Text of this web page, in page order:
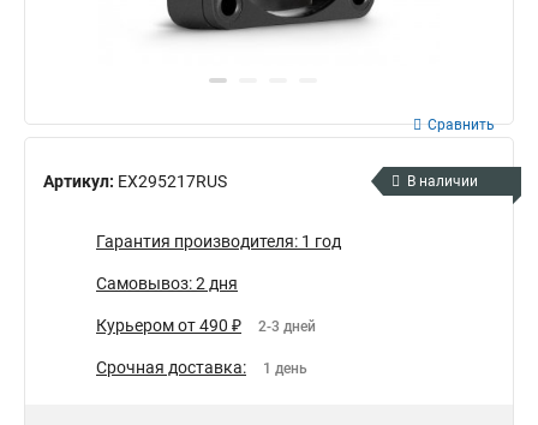
Артикул: EX295217RUS
Сравнить
В наличии
Гарантия производителя: 1 год
Самовывоз: 2 дня
Курьером от 490 ₽ 2-3 дней
Срочная доставка: 1 день